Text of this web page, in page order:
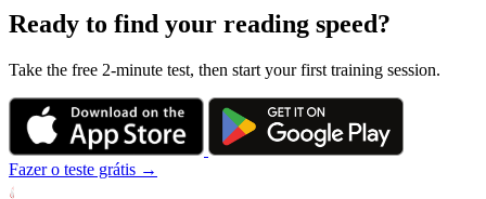
Ready to find your reading speed?
Take the free 2-minute test, then start your first training session.
Fazer o teste grátis →